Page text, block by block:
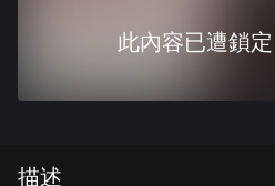
此內容已遭鎖定
描述